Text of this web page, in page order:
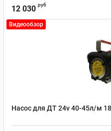
12 030 руб
Видеообзор
Насос для ДТ 24v 40-45л/м